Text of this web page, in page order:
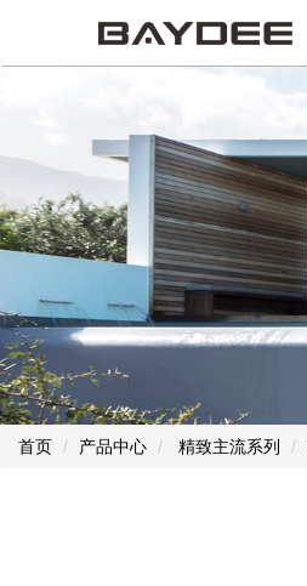
首页 产品中心 精致主流系列